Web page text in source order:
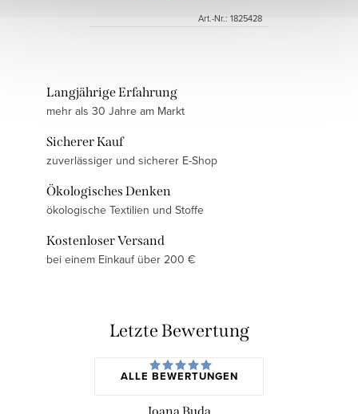
Art.-Nr.: 1825428
Langjährige Erfahrung
mehr als 30 Jahre am Markt
Sicherer Kauf
zuverlässiger und sicherer E-Shop
Ökologisches Denken
ökologische Textilien und Stoffe
Kostenloser Versand
bei einem Einkauf über 200 €
Letzte Bewertung
ALLE BEWERTUNGEN